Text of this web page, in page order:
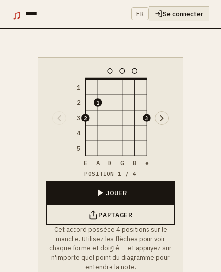
♫ FR Se connecter
1
2
3
4
5
2
1
3
E A D G B e
POSITION 1 / 4
JOUER
PARTAGER
Cet accord possède 4 positions sur le
manche. Utilisez les flèches pour voir
chaque forme et doigté — et appuyez sur
n'importe quel point du diagramme pour
entendre la note.